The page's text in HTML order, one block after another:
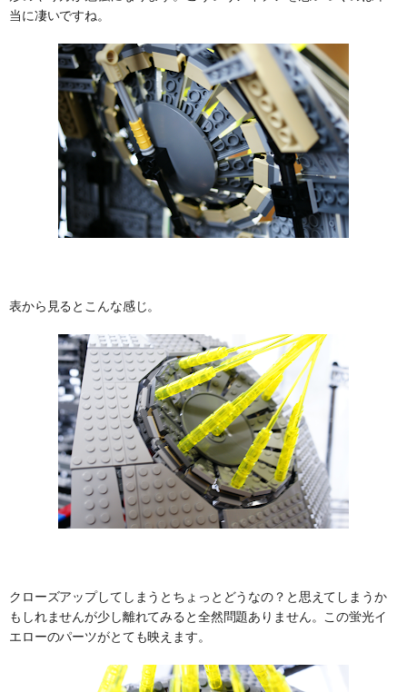
当に凄いですね。
表から見るとこんな感じ。
クローズアップしてしまうとちょっとどうなの？と思えてしまうか
もしれませんが少し離れてみると全然問題ありません。この蛍光イ
エローのパーツがとても映えます。